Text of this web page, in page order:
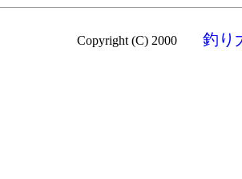
Copyright (C) 2000 釣り